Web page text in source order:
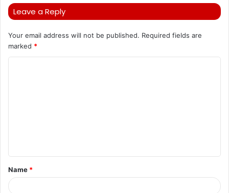
Leave a Reply
Your email address will not be published. Required fields are
marked *
t
*
Name *